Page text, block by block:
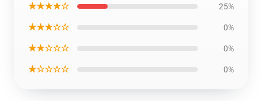
★★★★☆ 25%
★★★☆☆ 0%
★★☆☆☆ 0%
★☆☆☆☆ 0%